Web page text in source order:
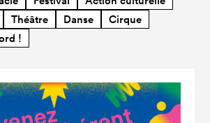
Théâtre Danse
Cirque
!